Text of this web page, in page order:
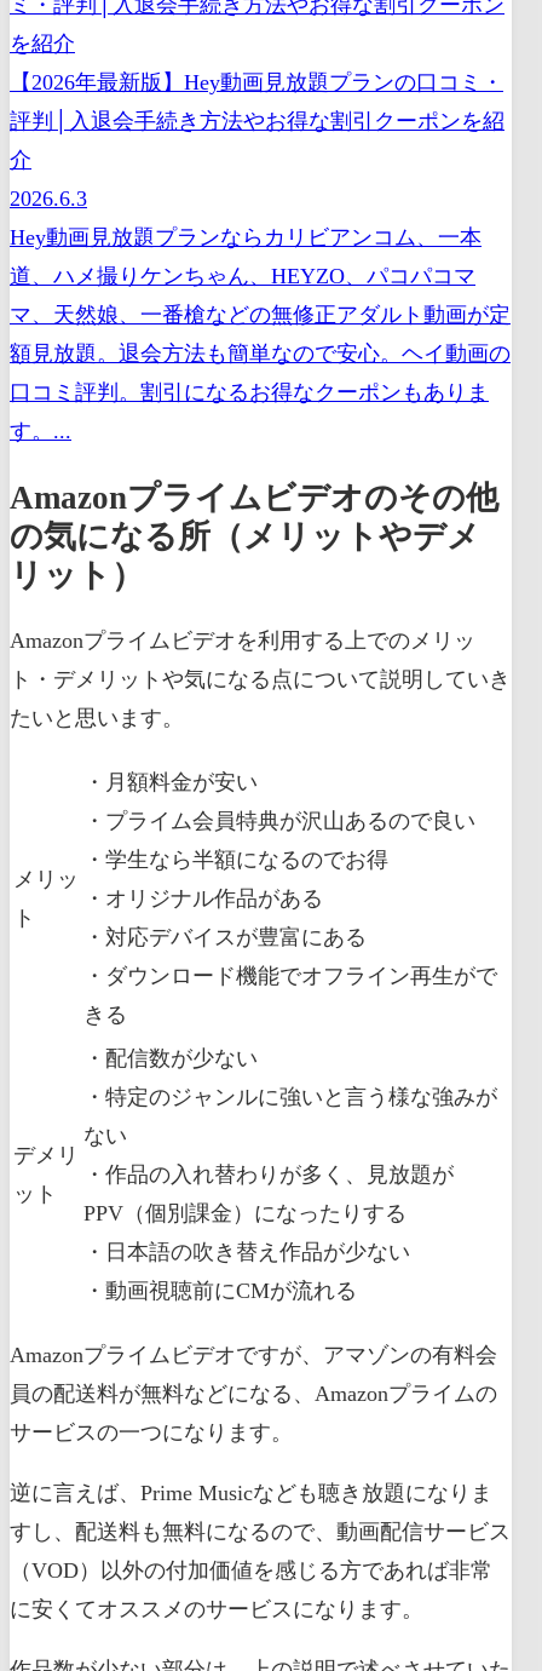
【2026年最新版】Hey動画見放題プランの口コミ・
評判│入退会手続き方法やお得な割引クーポンを紹
介
2026.6.3
Hey動画見放題プランならカリビアンコム、一本
道、ハメ撮りケンちゃん、HEYZO、パコパコマ
マ、天然娘、一番槍などの無修正アダルト動画が定
額見放題。退会方法も簡単なので安心。ヘイ動画の
口コミ評判。割引になるお得なクーポンもありま
す。...
Amazonプライムビデオのその他
の気になる所（メリットやデメ
リット）
Amazonプライムビデオを利用する上でのメリッ
ト・デメリットや気になる点について説明していき
たいと思います。
メリッ
ト
・月額料金が安い
・プライム会員特典が沢山あるので良い
・学生なら半額になるのでお得
・オリジナル作品がある
・対応デバイスが豊富にある
・ダウンロード機能でオフライン再生がで
きる
デメリ
ット
・配信数が少ない
・特定のジャンルに強いと言う様な強みが
ない
・作品の入れ替わりが多く、見放題が
PPV（個別課金）になったりする
・日本語の吹き替え作品が少ない
・動画視聴前にCMが流れる
Amazonプライムビデオですが、アマゾンの有料会
員の配送料が無料などになる、Amazonプライムの
サービスの一つになります。
逆に言えば、Prime Musicなども聴き放題になりま
すし、配送料も無料になるので、動画配信サービス
（VOD）以外の付加価値を感じる方であれば非常
に安くてオススメのサービスになります。